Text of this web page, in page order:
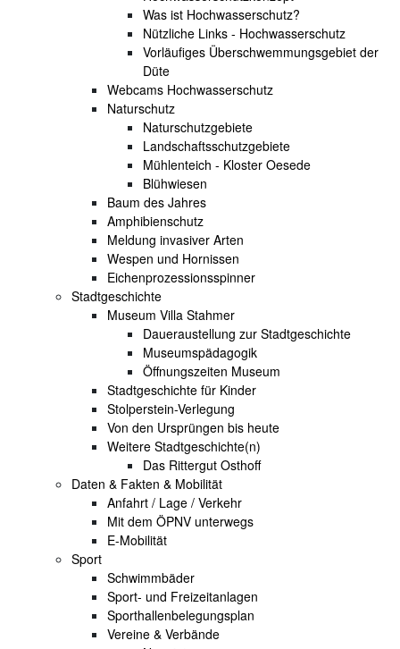
Was ist Hochwasserschutz?
Nützliche Links - Hochwasserschutz
Vorläufiges Überschwemmungsgebiet der
Düte
Webcams Hochwasserschutz
Naturschutz
Naturschutzgebiete
Landschaftsschutzgebiete
Mühlenteich - Kloster Oesede
Blühwiesen
Baum des Jahres
Amphibienschutz
Meldung invasiver Arten
Wespen und Hornissen
Eichenprozessionsspinner
Stadtgeschichte
Museum Villa Stahmer
Daueraustellung zur Stadtgeschichte
Museumspädagogik
Öffnungszeiten Museum
Stadtgeschichte für Kinder
Stolperstein-Verlegung
Von den Ursprüngen bis heute
Weitere Stadtgeschichte(n)
Das Rittergut Osthoff
Daten & Fakten & Mobilität
Anfahrt / Lage / Verkehr
Mit dem ÖPNV unterwegs
E-Mobilität
Sport
Schwimmbäder
Sport- und Freizeitanlagen
Sporthallenbelegungsplan
Vereine & Verbände